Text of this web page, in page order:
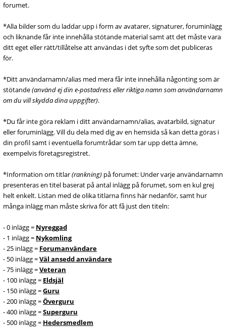
forumet.
*Alla bilder som du laddar upp i form av avatarer, signaturer, foruminlägg
och liknande får inte innehålla stötande material samt att det måste vara
ditt eget eller rätt/tillåtelse att användas i det syfte som det publiceras
för.
*Ditt användarnamn/alias med mera får inte innehålla någonting som är
stötande(använd ej din e-postadress eller riktiga namn som användarnamn
om du vill skydda dina uppgifter).
*Du får inte göra reklam i ditt användarnamn/alias, avatarbild, signatur
eller foruminlägg. Vill du dela med dig av en hemsida så kan detta göras i
din profil samt i eventuella forumtrådar som tar upp detta ämne,
exempelvis företagsregistret.
*Information om titlar(rankning) på forumet: Under varje användarnamn
presenteras en titel baserat på antal inlägg på forumet, som en kul grej
helt enkelt. Listan med de olika titlarna finns här nedanför, samt hur
många inlägg man måste skriva för att få just den titeln:
- 0 inlägg = Nyreggad
- 1 inlägg = Nykomling
- 25 inlägg = Forumanvändare
- 50 inlägg =Väl ansedd användare
- 75 inlägg =Veteran
- 100 inlägg = Eldsjäl
- 150 inlägg =Guru
- 200 inlägg =Överguru
- 400 inlägg =Superguru
- 500 inlägg = Hedersmedlem